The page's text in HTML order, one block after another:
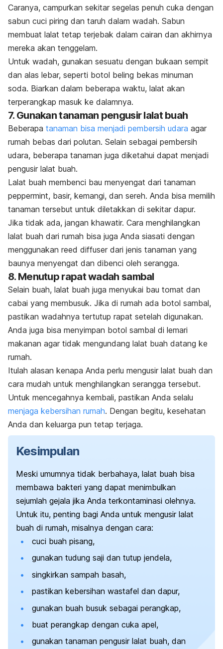
Caranya, campurkan sekitar segelas penuh cuka dengan
sabun cuci piring dan taruh dalam wadah. Sabun
membuat lalat tetap terjebak dalam cairan dan akhirnya
mereka akan tenggelam.
Untuk wadah, gunakan sesuatu dengan bukaan sempit
dan alas lebar, seperti botol beling bekas minuman
soda. Biarkan dalam beberapa waktu, lalat akan
terperangkap masuk ke dalamnya.
7. Gunakan tanaman pengusir lalat buah
Beberapa tanaman bisa menjadi pembersih udara agar
rumah bebas dari polutan. Selain sebagai pembersih
udara, beberapa tanaman juga diketahui dapat menjadi
pengusir lalat buah.
Lalat buah membenci bau menyengat dari tanaman
peppermint, basir, kemangi, dan sereh. Anda bisa memilih
tanaman tersebut untuk diletakkan di sekitar dapur.
Jika tidak ada, jangan khawatir. Cara menghilangkan
lalat buah dari rumah bisa juga Anda siasati dengan
menggunakan reed diffuser dari jenis tanaman yang
baunya menyengat dan dibenci oleh serangga.
8. Menutup rapat wadah sambal
Selain buah, lalat buah juga menyukai bau tomat dan
cabai yang membusuk. Jika di rumah ada botol sambal,
pastikan wadahnya tertutup rapat setelah digunakan.
Anda juga bisa menyimpan botol sambal di lemari
makanan agar tidak mengundang lalat buah datang ke
rumah.
Itulah alasan kenapa Anda perlu mengusir lalat buah dan
cara mudah untuk menghilangkan serangga tersebut.
Untuk mencegahnya kembali, pastikan Anda selalu
menjaga kebersihan rumah. Dengan begitu, kesehatan
Anda dan keluarga pun tetap terjaga.
Kesimpulan
Meski umumnya tidak berbahaya, lalat buah bisa
membawa bakteri yang dapat menimbulkan
sejumlah gejala jika Anda terkontaminasi olehnya.
Untuk itu, penting bagi Anda untuk mengusir lalat
buah di rumah, misalnya dengan cara:
cuci buah pisang,
gunakan tudung saji dan tutup jendela,
singkirkan sampah basah,
pastikan kebersihan wastafel dan dapur,
gunakan buah busuk sebagai perangkap,
buat perangkap dengan cuka apel,
gunakan tanaman pengusir lalat buah, dan